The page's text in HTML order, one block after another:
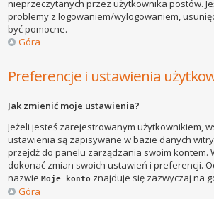
nieprzeczytanych przez użytkownika postów.
problemy z logowaniem/wylogowaniem,
być pomocne.
Góra
Preferencje i ustawienia
Jak zmienić moje ustawienia?
Jeżeli jesteś zarejestrowanym użytkownikiem,
ustawienia są zapisywane w bazie danych
przejdź do panelu zarządzania swoim kontem.
dokonać zmian swoich ustawień i preferencji.
nazwieMoje konto znajduje się zazwyczaj na
Góra